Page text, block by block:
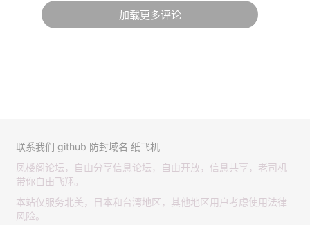
加载更多评论
联系我们 github 防封域名 纸飞机
凤楼阁论坛，自由分享信息论坛，自由开放，信息共享，老司机
带你自由飞翔。
本站仅服务北美，日本和台湾地区，其他地区用户考虑使用法律
风险。